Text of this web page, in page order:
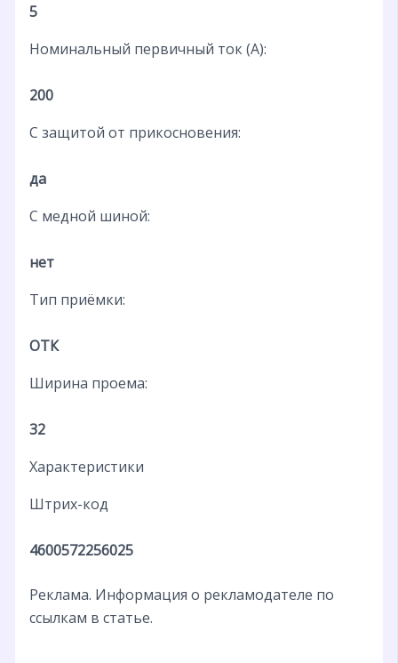
5
Номинальный первичный ток (А):
200
С защитой от прикосновения:
да
С медной шиной:
нет
Тип приёмки:
ОТК
Ширина проема:
32
Характеристики
Штрих-код
4600572256025
Реклама. Информация о рекламодателе по
ссылкам в статье.